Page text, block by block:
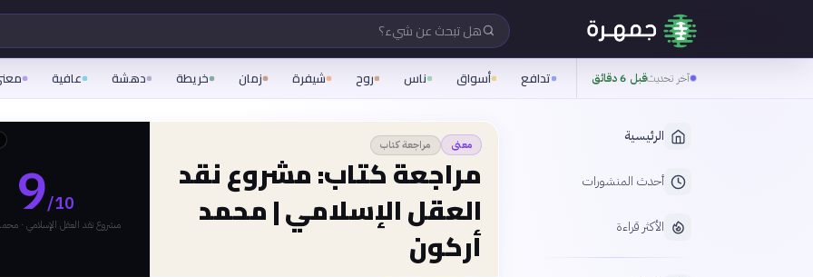
هل تبحث عن شيء؟
آخر تحديثقبل 6 دقائق تدافع أسواق ناس روح شيفرة زمان خريطة دهشة عافية
الرئيسية
أحدث المنشورات
الأكثر قراءة
معنى مراجعة كتاب
مراجعة كتاب: مشروع نقد
العقل الإسلامي | محمد
أركون
9/10
مشروع نقد العقل الإسلامي ·